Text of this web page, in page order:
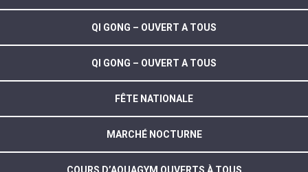
QI GONG – OUVERT A TOUS
QI GONG – OUVERT A TOUS
FÊTE NATIONALE
MARCHÉ NOCTURNE